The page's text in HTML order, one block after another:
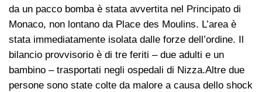
da un pacco bomba è stata avvertita nel Principato di
Monaco, non lontano da Place des Moulins. L’area è
stata immediatamente isolata dalle forze dell’ordine. Il
bilancio provvisorio è di tre feriti – due adulti e un
bambino – trasportati negli ospedali di Nizza.Altre due
persone sono state colte da malore a causa dello shock